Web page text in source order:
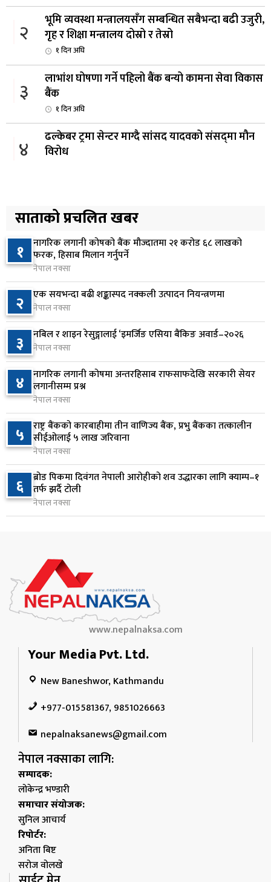
२
भूमि व्यवस्था मन्त्रालयसँग सम्बन्धित सबैभन्दा बढी उजुरी,
गृह र शिक्षा मन्त्रालय दोस्रो र तेस्रो
१ दिन अघि
३
लाभांश घोषणा गर्ने पहिलो बैंक बन्यो कामना सेवा विकास
बैंक
१ दिन अघि
४
ढल्केबर ट्रमा सेन्टर माग्दै सांसद यादवको संसद्‌मा मौन
विरोध
५
बजेट शेखरद्धारा लिन अस्वीकार
१ दिन अघि
६
रूकुम पश्चिममा प्रहरीको गाडीले मोटरसाइकललाई
ठक्कर दिँदा किशोरको मृत्यु
१ दिन अघि
७
प्रतिनिधिसभा बैठक बस्दै , पाँच विधेयक र प्रतिवेदन
प्रस्तुत हुने
१ दिन अघि
८
आज बस्ने भनिएको राष्ट्रिय सभाको बैठक बुधबारका लागि
सर्‍यो
१ दिन अघि
९
वीरगञ्जमा ट्यांकरको सिल खोलेर तेल निकाल्ने सात जना
रंगेहात पक्राउ
१०
जन्मसिद्ध नागरिकता कडा बनाउने ट्रम्पको नयाँ प्रयास, दुई
कार्यकारी आदेश जारी
१ दिन अघि
साताको प्रचलित खबर
१ नागरिक लगानी कोषको बैंक मौज्दातमा २१ करोड ६८ लाखको
फरक, हिसाब मिलान गर्नुपर्ने
नेपाल नक्सा
२ एक सयभन्दा बढी शङ्कास्पद नक्कली उत्पादन नियन्त्रणमा
नेपाल नक्सा
३ नबिल र शाइन रेसुङ्गालाई ‘इमर्जिङ एसिया बैंकिङ अवार्ड–२०२६
नेपाल नक्सा
४ नागरिक लगानी कोषमा अन्तरहिसाब राफसाफदेखि सरकारी सेयर
लगानीसम्म प्रश्न
नेपाल नक्सा
५ राष्ट्र बैंकको कारबाहीमा तीन वाणिज्य बैंक, प्रभु बैंकका तत्कालीन
सीईओलाई ५ लाख जरिवाना
नेपाल नक्सा
६ ब्रोड पिकमा दिवंगत नेपाली आरोहीको शव उद्धारका लागि क्याम्प–१
तर्फ झर्दै टोली
नेपाल नक्सा
www.nepalnaksa.com
Your Media Pvt. Ltd.
New Baneshwor, Kathmandu
+977-015581367, 9851026663
nepalnaksanews@gmail.com
नेपाल नक्साका लागि:
सम्पादक:
लोकेन्द्र भण्डारी
समाचार संयोजक:
सुनिल आचार्य
रिपोर्टर:
अनिता बिष्ट
सरोज वोलखे